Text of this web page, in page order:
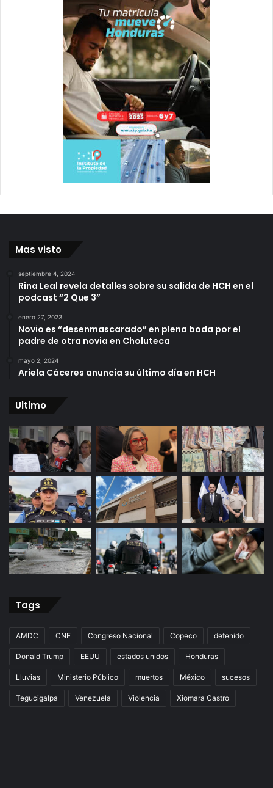
Mas visto
septiembre 4, 2024
Rina Leal revela detalles sobre su salida de HCH en el
podcast “2 Que 3”
enero 27, 2023
Novio es “desenmascarado” en plena boda por el
padre de otra novia en Choluteca
mayo 2, 2024
Ariela Cáceres anuncia su último día en HCH
Ultimo
Tags
AMDC CNE Congreso Nacional Copeco detenido
Donald Trump EEUU estados unidos Honduras
Lluvias Ministerio Público muertos México sucesos
Tegucigalpa Venezuela Violencia Xiomara Castro